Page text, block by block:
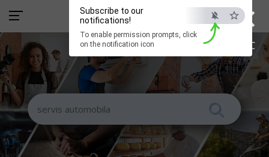
×
ESC
Subscribe to our
notifications!
To enable permission prompts, click
on the notification icon